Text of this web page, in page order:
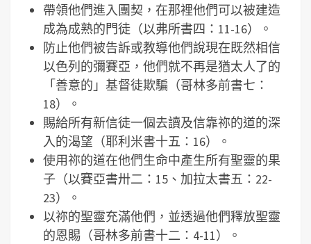
帶領他們進入團契，在那裡他們可以被建造
成為成熟的門徒（以弗所書四：11-16）。
防止他們被告訴或教導他們說現在既然相信
以色列的彌賽亞，他們就不再是猶太人了的
「善意的」基督徒欺騙（哥林多前書七：
18）。
賜給所有新信徒一個去讀及信靠祢的道的深
入的渴望（耶利米書十五：16）。
使用祢的道在他們生命中產生所有聖靈的果
子（以賽亞書卅二：15、加拉太書五：22-
23）。
以祢的聖靈充滿他們，並透過他們釋放聖靈
的恩賜（哥林多前書十二：4-11）。